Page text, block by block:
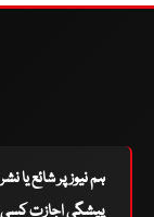
ہم نیوز پر شائع یا
پیشگی اجازت کسی